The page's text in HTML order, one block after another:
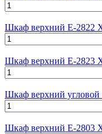
Шкаф верхний Е-2822
Шкаф верхний Е-2823
Шкаф верхний угловой
Шкаф верхний Е-2803